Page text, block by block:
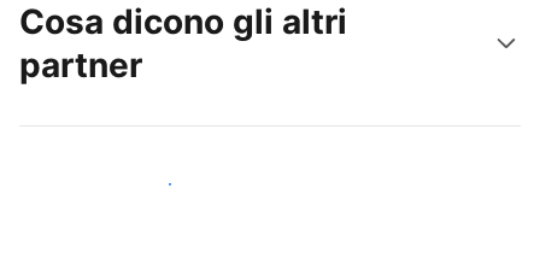
Cosa dicono gli altri
partner
Unisciti ad altri host come te